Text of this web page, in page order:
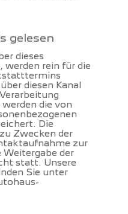
gelesen
dieses
rein für die
diesen Kanal
die von
Die
Zwecken der
zur
Weitergabe der
statt. Unsere
Sie unter